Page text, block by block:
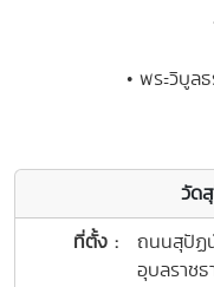
• พระวิบูล
วัด
ที่ตั้ง :
ถนนสุปัฏ
อุบลราช